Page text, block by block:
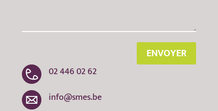
ENVOYER
02 446 02 62
info@smes.be